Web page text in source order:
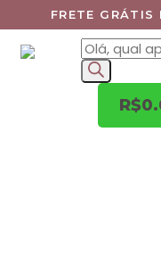
FRETE GRÁTIS
R$